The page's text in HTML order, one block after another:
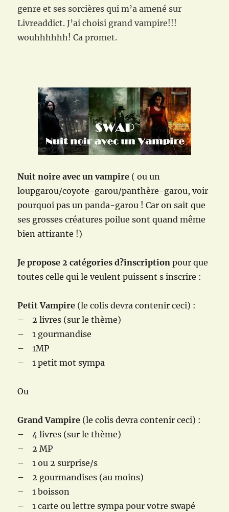
genre et ses sorcières qui m’a amené sur
Livreaddict. J’ai choisi grand vampire!!!
wouhhhhhh! Ca promet.
Nuit noire avec un vampire ( ou un
loupgarou/coyote-garou/panthère-garou, voir
pourquoi pas un panda-garou ! Car on sait que
ses grosses créatures poilue sont quand même
bien attirante !)
Je propose 2 catégories d?inscription pour que
toutes celle qui le veulent puissent s inscrire :
Petit Vampire (le colis devra contenir ceci) :
– 2 livres (sur le thème)
– 1 gourmandise
– 1MP
– 1 petit mot sympa
Ou
Grand Vampire (le colis devra contenir ceci) :
– 4 livres (sur le thème)
– 2 MP
– 1 ou 2 surprise/s
– 2 gourmandises (au moins)
– 1 boisson
– 1 carte ou lettre sympa pour votre swapé